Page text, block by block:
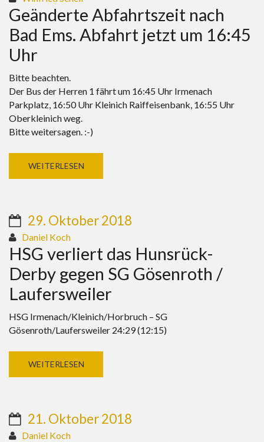
Geänderte Abfahrtszeit nach
Bad Ems. Abfahrt jetzt um 16:45
Uhr
Bitte beachten.
Der Bus der Herren 1 fährt um 16:45 Uhr Irmenach
Parkplatz, 16:50 Uhr Kleinich Raiffeisenbank, 16:55 Uhr
Oberkleinich weg.
Bitte weitersagen. :-)
WEITERLESEN
29. Oktober 2018
Daniel Koch
HSG verliert das Hunsrück-
Derby gegen SG Gösenroth /
Laufersweiler
HSG Irmenach/Kleinich/Horbruch – SG
Gösenroth/Laufersweiler 24:29 (12:15)
WEITERLESEN
21. Oktober 2018
Daniel Koch